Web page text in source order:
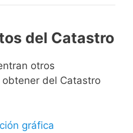
del Catastro
otros
del Catastro
gráfica